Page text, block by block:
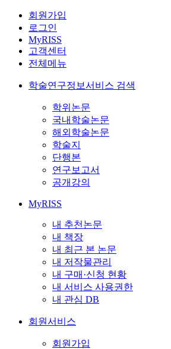
회원가입
로그인
MyRISS
고객센터
전체메뉴
학술연구정보서비스 검색
학위논문
국내학술논문
해외학술논문
학술지
단행본
연구보고서
공개강의
MyRISS
내 추천논문
내 책장
내 최근 본 논문
내 저작물관리
내 구매·신청 현황
내 서비스 사용권한
내 관심 DB
회원서비스
회원가입